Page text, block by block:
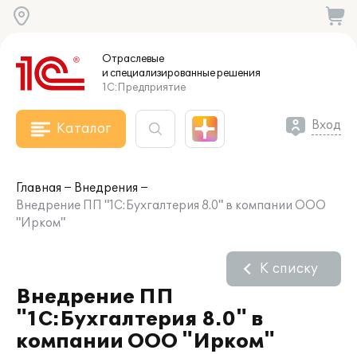
Отраслевые
и специализированныерешения
1С:Предприятие
Каталог Вход
Главная
Внедрения
Внедрение ПП "1С:Бухгалтерия 8.0" в компании ООО
"Ирком"
Внедрение ПП
"1С:Бухгалтерия 8.0" в
компании ООО "Ирком"
К списку